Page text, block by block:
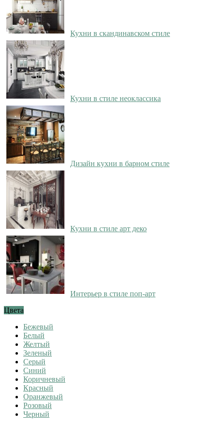
Кухни в скандинавском стиле
Кухни в стиле неоклассика
Дизайн кухни в барном стиле
Кухни в стиле арт деко
Интерьер в стиле поп-арт
Цвета
Бежевый
Белый
Желтый
Зеленый
Серый
Синий
Коричневый
Красный
Оранжевый
Розовый
Черный